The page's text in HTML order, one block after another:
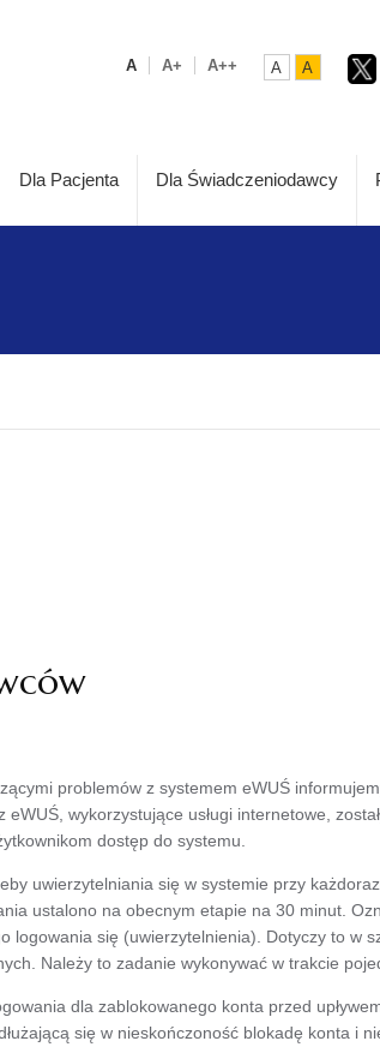
A A+ A++ A A
Dla Pacjenta Dla Świadczeniodawcy
problemów z systemem eWUŚ
wykorzystujące usługi internetowe,
dostęp do systemu.
uwierzytelniania się w systemie przy
ustalono na obecnym etapie na 30 minut.
się (uwierzytelnienia). Dotyczy to w
Należy to zadanie wykonywać w trakcie
dla zablokowanego konta przed
się w nieskończoność blokadę konta i